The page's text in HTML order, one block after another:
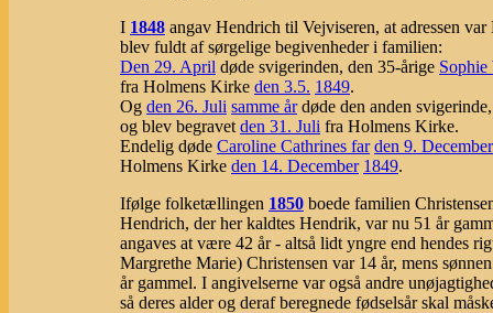
I 1848 angav Hendrich til Vejviseren, at adressen
blev fuldt af sørgelige begivenheder i familien:
Den 29. April døde svigerinden, den 35-årige
fra Holmens Kirke den 3.5. 1849.
Og den 26. Juli samme årdøde den anden
og blev begravet den 31. Juli fra Holmens Kirke.
Endelig døde Caroline Cathrines far den 9. December
Holmens Kirke den 14. December 1849.
Ifølge folketællingen 1850 boede familien
Hendrich, der her kaldtes Hendrik, var nu 51 år
angaves at være 42 år - altså lidt yngre end hendes
Margrethe Marie) Christensen var 14 år, mens
år gammel. I angivelserne var også andre
så deres alder og deraf beregnede fødselsår skal